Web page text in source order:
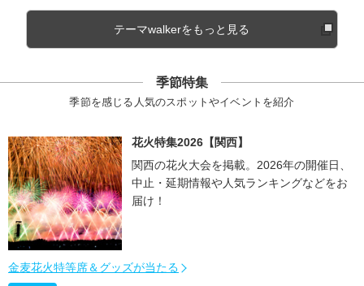
テーマwalkerをもっと見る
季節特集
季節を感じる人気のスポットやイベントを紹介
花火特集2026【関西】
関西の花火大会を掲載。2026年の開催日、
中止・延期情報や人気ランキングなどをお
届け！
金麦花火特等席＆グッズが当たる